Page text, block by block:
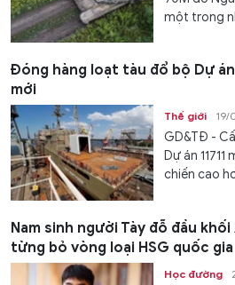
một trong
Đóng hàng loạt tàu đổ bộ Dự án
mới
Thế giới 19/
GD&TĐ -
Dự án
chiến cao
Nam sinh người Tày đỗ đầu
từng bỏ vòng loại HSG quốc gia
Học đường